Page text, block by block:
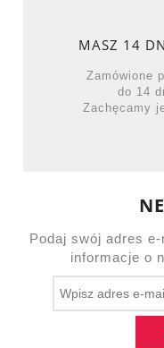
MASZ 14
Zamówione
do 14
Zachęcamy
Podaj swój adres
informacje o